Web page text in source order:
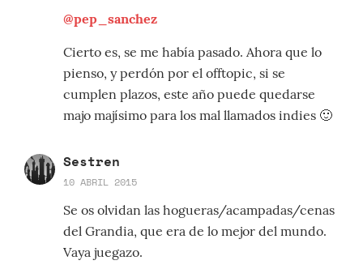
@pep_sanchez
Cierto es, se me había pasado. Ahora que lo
pienso, y perdón por el offtopic, si se
cumplen plazos, este año puede quedarse
majo majísimo para los mal llamados indies 🙂
Sestren
10 ABRIL 2015
Se os olvidan las hogueras/acampadas/cenas
del Grandia, que era de lo mejor del mundo.
Vaya juegazo.